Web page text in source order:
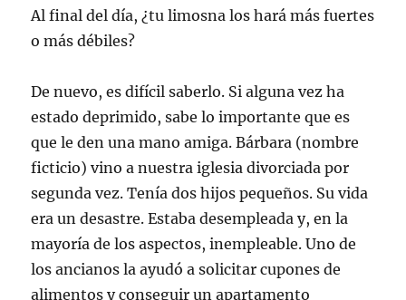
Al final del día, ¿tu limosna los hará más fuertes
o más débiles?
De nuevo, es difícil saberlo. Si alguna vez ha
estado deprimido, sabe lo importante que es
que le den una mano amiga. Bárbara (nombre
ficticio) vino a nuestra iglesia divorciada por
segunda vez. Tenía dos hijos pequeños. Su vida
era un desastre. Estaba desempleada y, en la
mayoría de los aspectos, inempleable. Uno de
los ancianos la ayudó a solicitar cupones de
alimentos y conseguir un apartamento